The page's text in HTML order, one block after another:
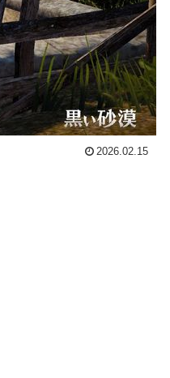
2026.02.15